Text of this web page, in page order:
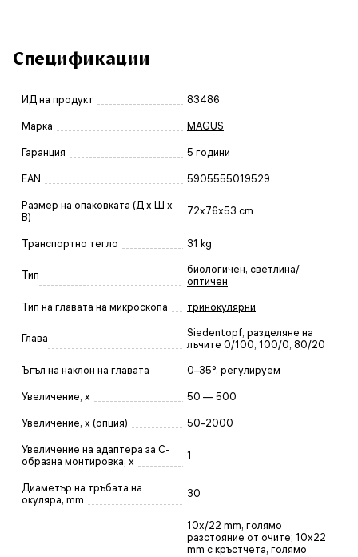
Спецификации
ИД на продукт 83486
Марка MAGUS
Гаранция 5 години
EAN 5905555019529
Размер на опаковката (Д x Ш x
В)
72x76x53 cm
Транспортно тегло 31 kg
Тип биологичен, светлина/
оптичен
Тип на главата на микроскопа тринокулярни
Глава
Siedentopf, разделяне на
лъчите 0/100, 100/0, 80/20
Ъгъл на наклон на главата 0–35°, регулируем
Увеличение, x 50 — 500
Увеличение, x (опция) 50–2000
Увеличение на адаптера за C-
образна монтировка, x
1
Диаметър на тръбата на
окуляра, mm
30
10x/22 mm, голямо
разстояние от очите; 10x22
mm с кръстчета, голямо